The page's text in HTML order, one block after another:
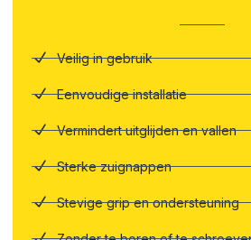
Veilig in gebruik
Eenvoudige installatie
Vermindert uitglijden en vallen
Sterke zuignappen
Stevige grip en ondersteuning